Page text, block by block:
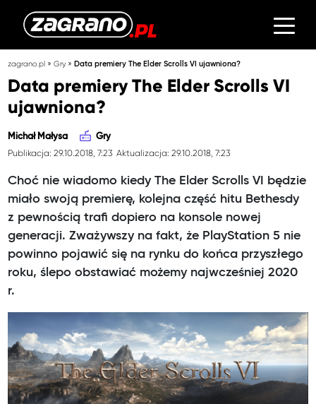
zagrano.pl »Gry»Data premiery The Elder Scrolls VI ujawniona?
Data premiery The Elder Scrolls VI
ujawniona?
Michał Małysa Gry
Publikacja: 29.10.2018, 7:23 Aktualizacja: 29.10.2018, 7:23
Choć nie wiadomo kiedy The Elder Scrolls VI będzie
miało swoją premierę, kolejna część hitu Bethesdy
z pewnością trafi dopiero na konsole nowej
generacji. Zważywszy na fakt, że PlayStation 5 nie
powinno pojawić się na rynku do końca przyszłego
roku, ślepo obstawiać możemy najwcześniej 2020
r.